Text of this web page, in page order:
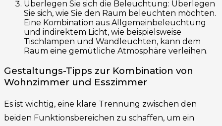
Überlegen Sie sich die Beleuchtung: Überlegen
Sie sich, wie Sie den Raum beleuchten möchten.
Eine Kombination aus Allgemeinbeleuchtung
und indirektem Licht, wie beispielsweise
Tischlampen und Wandleuchten, kann dem
Raum eine gemütliche Atmosphäre verleihen.
Gestaltungs-Tipps zur Kombination von
Wohnzimmer und Esszimmer
Es ist wichtig, eine klare Trennung zwischen den
beiden Funktionsbereichen zu schaffen, um ein